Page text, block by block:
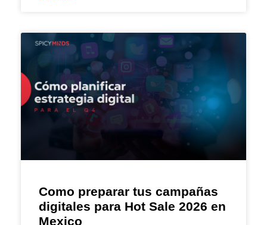
Como preparar tus campañas
digitales para Hot Sale 2026 en
Mexico